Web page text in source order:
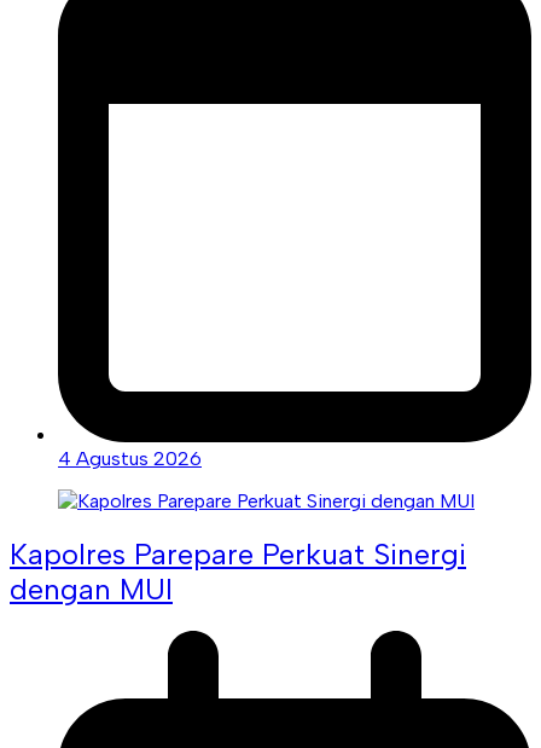
4 Agustus 2026
Kapolres Parepare Perkuat Sinergi
dengan MUI